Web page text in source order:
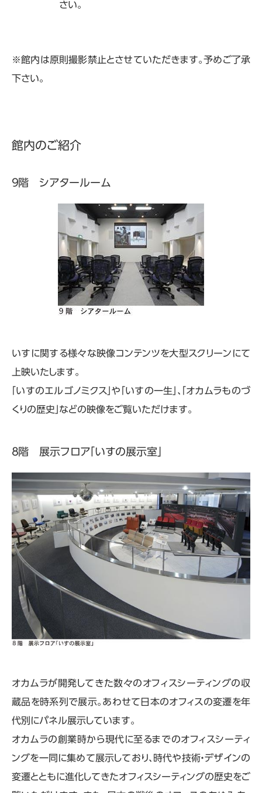
さい。
※館内は原則撮影禁止とさせていただきます。予めご了承
下さい。
館内のご紹介
９階 シアタールーム
いすに関する様々な映像コンテンツを大型スクリーンにて
上映いたします。
「いすのエルゴノミクス」や「いすの一生」、「オカムラものづ
くりの歴史」などの映像をご覧いただけます。
８階 展示フロア「いすの展示室」
オカムラが開発してきた数々のオフィスシーティングの収
蔵品を時系列で展示。あわせて日本のオフィスの変遷を年
代別にパネル展示しています。
オカムラの創業時から現代に至るまでのオフィスシーティ
ングを一同に集めて展示しており、時代や技術・デザインの
変遷とともに進化してきたオフィスシーティングの歴史をご